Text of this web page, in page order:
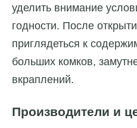
уделить внимание
годности. После
приглядеться к
больших комков,
вкраплений.
Производители и